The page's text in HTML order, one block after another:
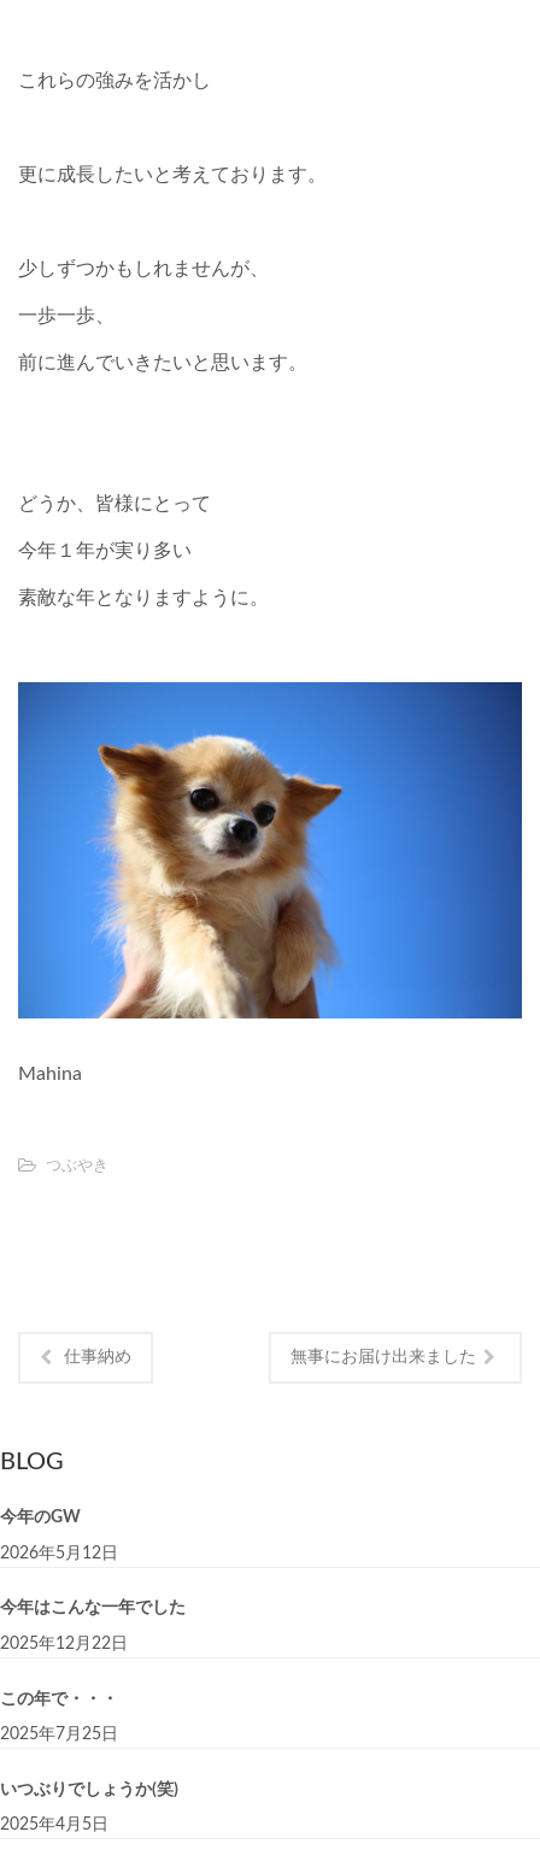
これらの強みを活かし
更に成長したいと考えております。
少しずつかもしれませんが、
一歩一歩、
前に進んでいきたいと思います。
どうか、皆様にとって
今年１年が実り多い
素敵な年となりますように。
Mahina
つぶやき
仕事納め 無事にお届け出来ました
BLOG
今年のGW
2026年5月12日
今年はこんな一年でした
2025年12月22日
この年で・・・
2025年7月25日
いつぶりでしょうか(笑)
2025年4月5日